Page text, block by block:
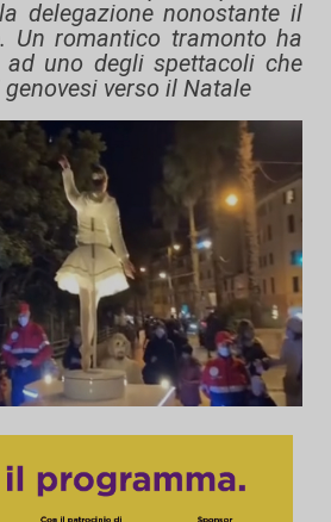
delegazione nonostante il
Un romantico tramonto ha
uno degli spettacoli che
verso il Natale